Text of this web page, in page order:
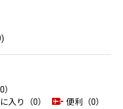
)
入り（0）
便利（0）